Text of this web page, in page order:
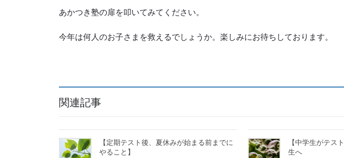
あかつき塾の扉を叩いてみてください。
今年は何人のお子さまを救えるでしょうか。楽しみにお待ちしております。
関連記事
【定期テスト後、夏休みが始まる前までに
やること】
【中学生がテス
生へ